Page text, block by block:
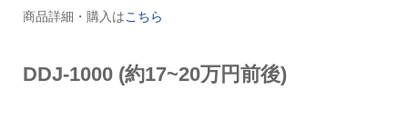
商品詳細・購入はこちら
DDJ-1000 (約17~20万円前後)